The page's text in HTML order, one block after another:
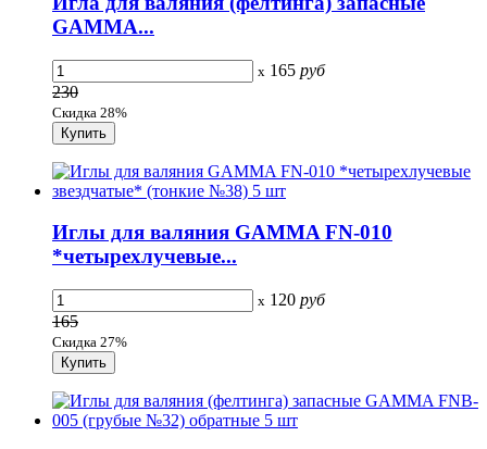
GAMMA...
x 165 руб
230
Скидка 28%
Иглы для валяния GAMMA FN-010
*четырехлучевые...
x 120 руб
165
Скидка 27%